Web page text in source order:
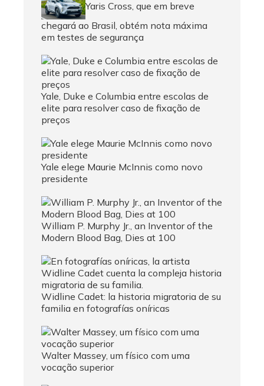
Yaris Cross, que em breve
chegará ao Brasil, obtém nota máxima
em testes de segurança
Yale, Duke e Columbia entre escolas de
elite para resolver caso de fixação de
preços
Yale elege Maurie McInnis como novo
presidente
William P. Murphy Jr., an Inventor of the
Modern Blood Bag, Dies at 100
Widline Cadet: la historia migratoria de su
familia en fotografías oníricas
Walter Massey, um físico com uma
vocação superior